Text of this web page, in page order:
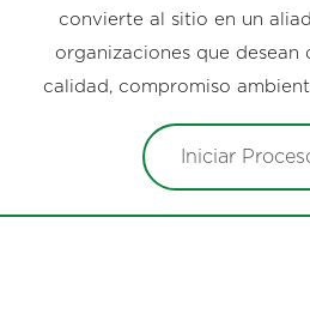
convierte al sitio en un
organizaciones que desean
calidad, compromiso
Iniciar